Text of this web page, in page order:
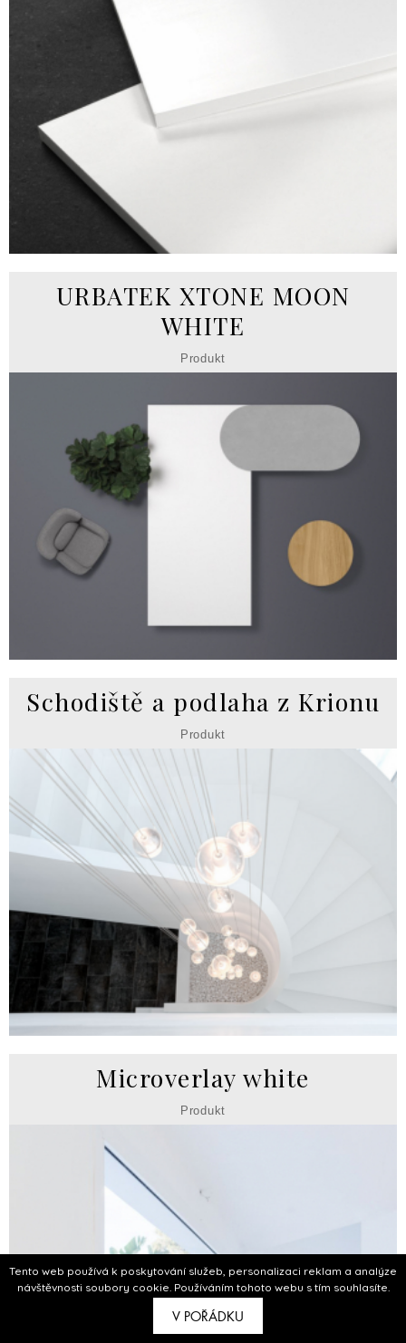
Tento web používá k poskytování služeb, personalizaci reklam a analýze
návštěvnosti soubory cookie. Používáním tohoto webu s tím souhlasíte.
V POŘÁDKU
URBATEK XTONE MOON
WHITE
Produkt
Schodiště a podlaha z Krionu
Produkt
Microverlay white
Produkt